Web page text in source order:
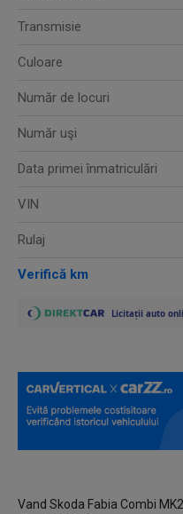
Transmisie
Culoare
Număr de locuri
Număr uşi
Data primei înmatriculări
VIN
Rulaj
Verifică km
Vand Skoda Fabia Combi